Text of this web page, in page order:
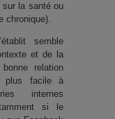
sur la santé ou
chronique).
semble
et de la
relation
plus facile à
internes
si le